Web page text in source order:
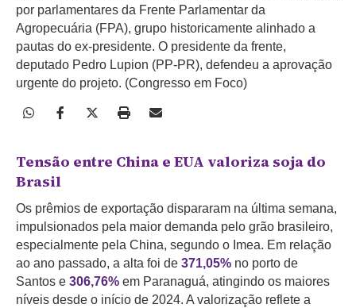
por parlamentares da Frente Parlamentar da
Agropecuária (FPA), grupo historicamente alinhado a
pautas do ex-presidente. O presidente da frente,
deputado Pedro Lupion (PP-PR), defendeu a aprovação
urgente do projeto. (Congresso em Foco)
Tensão entre China e EUA valoriza soja do
Brasil
Os prêmios de exportação dispararam na última semana,
impulsionados pela maior demanda pelo grão brasileiro,
especialmente pela China, segundo o Imea. Em relação
ao ano passado, a alta foi de 371,05% no porto de
Santos e 306,76% em Paranaguá, atingindo os maiores
níveis desde o início de 2024. A valorização reflete a